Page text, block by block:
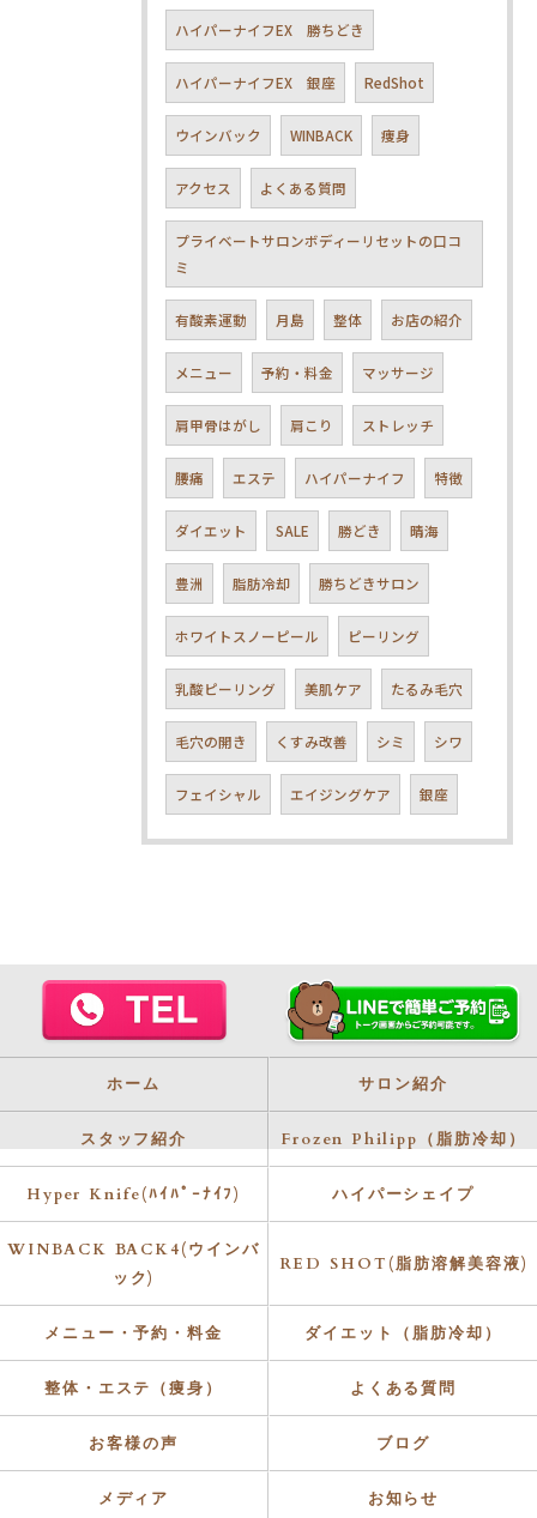
ハイパーナイフEX 勝ちどき
ハイパーナイフEX 銀座 RedShot
ウインバック WINBACK 痩身
アクセス よくある質問
プライベートサロンボディーリセットの口コ
ミ
有酸素運動 月島 整体 お店の紹介
メニュー 予約・料金 マッサージ
肩甲骨はがし 肩こり ストレッチ
腰痛 エステ ハイパーナイフ 特徴
ダイエット SALE 勝どき 晴海
豊洲 脂肪冷却 勝ちどきサロン
ホワイトスノーピール ピーリング
乳酸ピーリング 美肌ケア たるみ毛穴
毛穴の開き くすみ改善 シミ シワ
フェイシャル エイジングケア 銀座
ホーム サロン紹介
スタッフ紹介 Frozen Philipp（脂肪冷却）
Hyper Knife(ﾊｲﾊﾟｰﾅｲﾌ) ハイパーシェイプ
WINBACK BACK4(ウインバ
ック)
RED SHOT(脂肪溶解美容液)
メニュー・予約・料金 ダイエット（脂肪冷却）
整体・エステ（痩身） よくある質問
お客様の声 ブログ
メディア お知らせ